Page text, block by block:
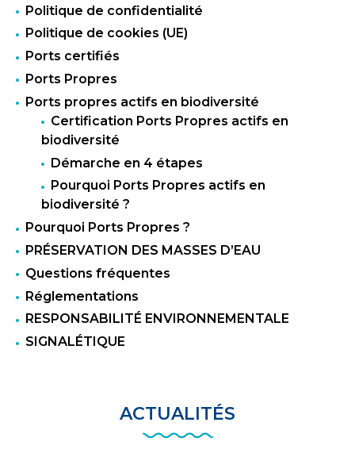
Politique de confidentialité
Politique de cookies (UE)
Ports certifiés
Ports Propres
Ports propres actifs en biodiversité
Certification Ports Propres actifs en
biodiversité
Démarche en 4 étapes
Pourquoi Ports Propres actifs en
biodiversité ?
Pourquoi Ports Propres ?
PRÉSERVATION DES MASSES D’EAU
Questions fréquentes
Réglementations
RESPONSABILITÉ ENVIRONNEMENTALE
SIGNALÉTIQUE
ACTUALITÉS